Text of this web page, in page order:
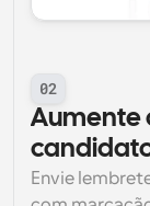
02
Aumente
Envie